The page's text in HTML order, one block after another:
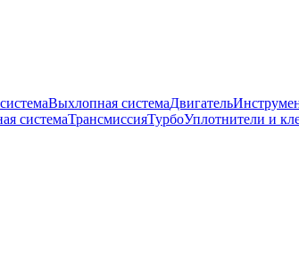
Выхлопная системаДвигатель
системаТрансмиссияТурбоУплотнители и